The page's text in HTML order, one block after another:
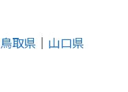
鳥取県 │ 山口県